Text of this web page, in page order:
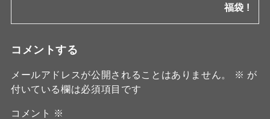
福袋 !
コメントする
メールアドレスが公開されることはありません。 ※ が
付いている欄は必須項目です
コメント ※